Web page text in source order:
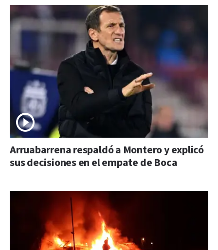
Arruabarrena respaldó a Montero y explicó
sus decisiones en el empate de Boca